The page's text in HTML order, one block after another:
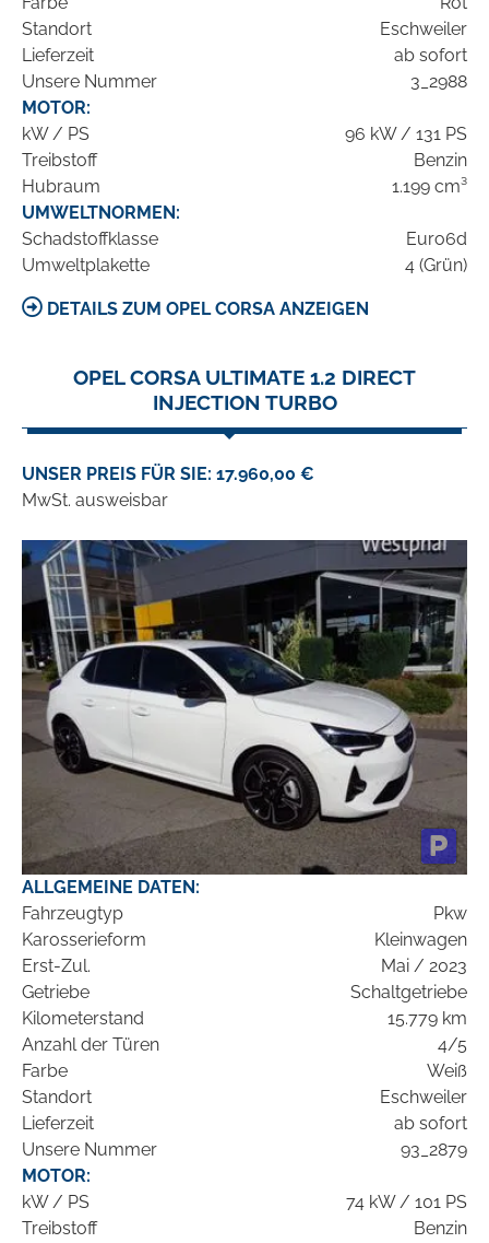
Standort
Eschweiler
Lieferzeit
ab sofort
Unsere Nummer
3_2988
MOTOR:
kW / PS
96 kW / 131 PS
Treibstoff
Benzin
Hubraum
1.199 cm³
UMWELTNORMEN:
Schadstoffklasse
Euro6d
Umweltplakette
4 (Grün)
DETAILS ZUM OPEL CORSA ANZEIGEN
OPEL CORSA ULTIMATE 1.2 DIRECT
INJECTION TURBO
UNSER PREIS FÜR SIE: 17.960,00 €
MwSt. ausweisbar
ALLGEMEINE DATEN:
Fahrzeugtyp
Pkw
Karosserieform
Kleinwagen
Erst-Zul.
Mai / 2023
Getriebe
Schaltgetriebe
Kilometerstand
15.779 km
Anzahl der Türen
4/5
Farbe
Weiß
Standort
Eschweiler
Lieferzeit
ab sofort
Unsere Nummer
93_2879
MOTOR:
kW / PS
74 kW / 101 PS
Treibstoff
Benzin